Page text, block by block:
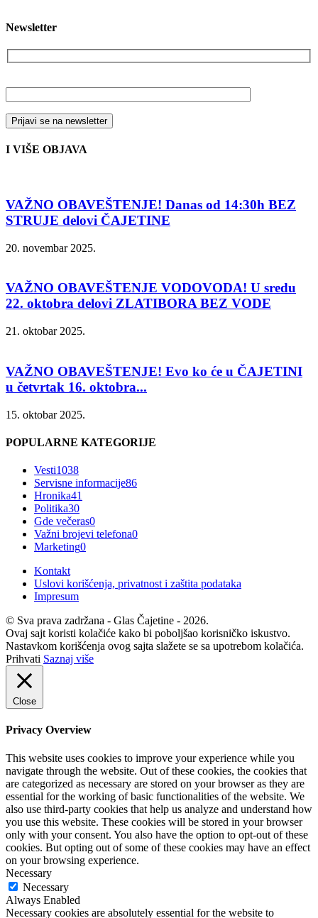
Newsletter
I VIŠE OBJAVA
VAŽNO OBAVEŠTENJE! Danas od 14:30h BEZ
STRUJE delovi ČAJETINE
20. novembar 2025.
VAŽNO OBAVEŠTENJE VODOVODA! U sredu
22. oktobra delovi ZLATIBORA BEZ VODE
21. oktobar 2025.
VAŽNO OBAVEŠTENJE! Evo ko će u ČAJETINI
u četvrtak 16. oktobra...
15. oktobar 2025.
POPULARNE KATEGORIJE
Vesti1038
Servisne informacije86
Hronika41
Politika30
Gde večeras0
Važni brojevi telefona0
Marketing0
Kontakt
Uslovi korišćenja, privatnost i zaštita podataka
Impresum
© Sva prava zadržana - Glas Čajetine - 2026.
Ovaj sajt koristi kolačiće kako bi poboljšao korisničko iskustvo.
Nastavkom korišćenja ovog sajta slažete se sa upotrebom kolačića.
Prihvati Saznaj više
Close
Privacy Overview
This website uses cookies to improve your experience while you
navigate through the website. Out of these cookies, the cookies that
are categorized as necessary are stored on your browser as they are
essential for the working of basic functionalities of the website. We
also use third-party cookies that help us analyze and understand how
you use this website. These cookies will be stored in your browser
only with your consent. You also have the option to opt-out of these
cookies. But opting out of some of these cookies may have an effect
on your browsing experience.
Necessary
Necessary
Always Enabled
Necessary cookies are absolutely essential for the website to